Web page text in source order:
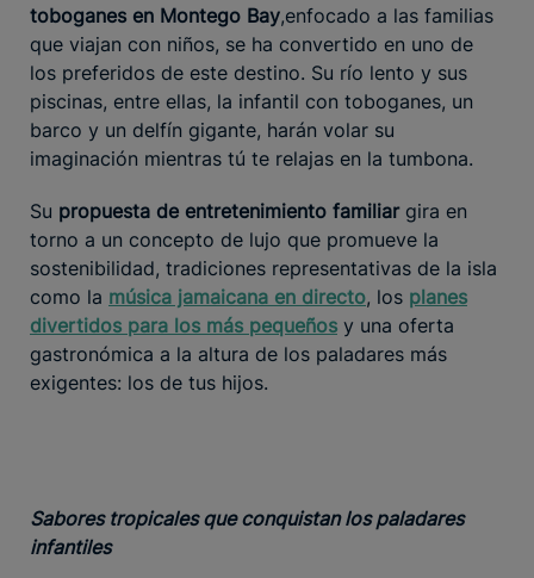
toboganes en Montego Bay,enfocado a las familias
que viajan con niños, se ha convertido en uno de
los preferidos de este destino. Su río lento y sus
piscinas, entre ellas, la infantil con toboganes, un
barco y un delfín gigante, harán volar su
imaginación mientras tú te relajas en la tumbona.
Su propuesta de entretenimiento familiar gira en
torno a un concepto de lujo que promueve la
sostenibilidad, tradiciones representativas de la isla
como la música jamaicana en directo, los planes
divertidos para los más pequeños y una oferta
gastronómica a la altura de los paladares más
exigentes: los de tus hijos.
Sabores tropicales que conquistan los paladares
infantiles